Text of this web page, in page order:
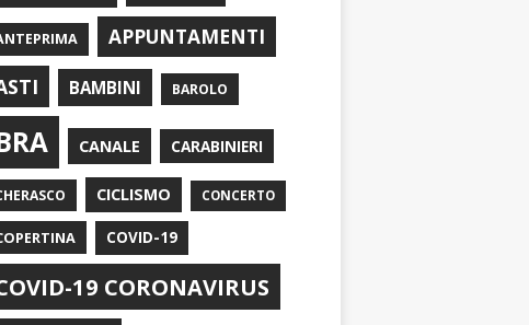
APPUNTAMENTI
BAMBINI BAROLO
CANALE CARABINIERI
CICLISMO CONCERTO
COVID-19
19 CORONAVIRUS